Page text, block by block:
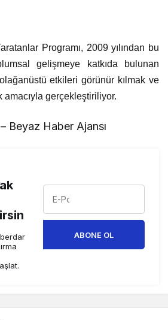
Programı, 2009 yılından bu
gelişmeye katkıda bulunan
etkileri görünür kılmak ve
gerçekleştiriliyor.
Beyaz Haber Ajansı
ABONE OL